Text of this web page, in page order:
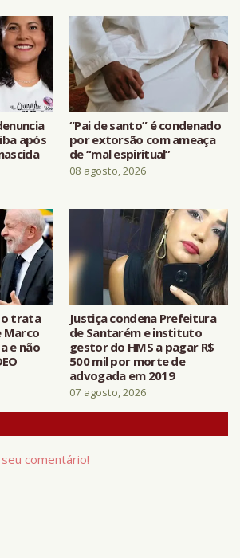
após
“Pai de santo” é condenado
por extorsão com ameaça
de “mal espiritual”
08 agosto, 2026
o trata
Marco
e não
Justiça condena Prefeitura
de Santarém e instituto
gestor do HMS a pagar R$
500 mil por morte de
advogada em 2019
07 agosto, 2026
comentário!